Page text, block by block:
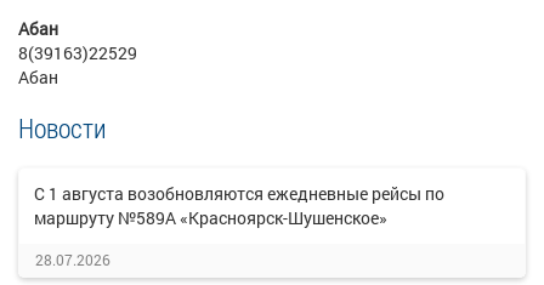
Абан
8(39163)22529
Абан
Новости
С 1 августа возобновляются ежедневные рейсы по
маршруту №589А «Красноярск-Шушенское»
28.07.2026